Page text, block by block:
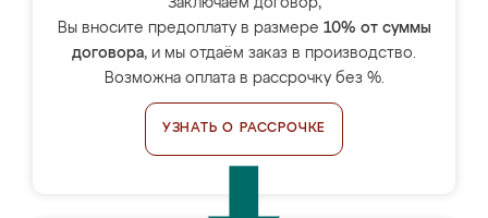
Заключаем договор,
Вы вносите предоплату в размере 10% от суммы
договора, и мы отдаём заказ в производство.
Возможна оплата в рассрочку без %.
УЗНАТЬ О РАССРОЧКЕ